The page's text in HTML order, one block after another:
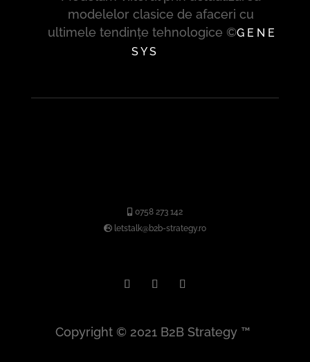
modelelor clasice de afaceri cu
ultimele tendințe tehnologice ©G E N E
S Y S
0758 273 142
letstalk@b2b-strategy.ro
Copyright © 2021 B2B Strategy ™